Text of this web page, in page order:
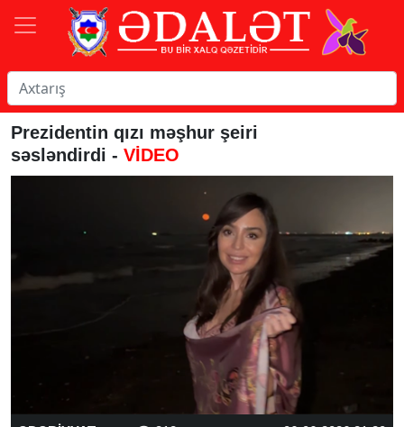
Prezidentin qızı məşhur şeiri
səsləndirdi - VİDEO